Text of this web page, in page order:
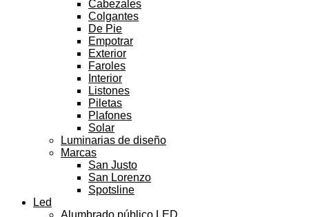
Cabezales
Colgantes
De Pie
Empotrar
Exterior
Faroles
Interior
Listones
Piletas
Plafones
Solar
Luminarias de diseño
Marcas
San Justo
San Lorenzo
Spotsline
Led
Alumbrado público LED